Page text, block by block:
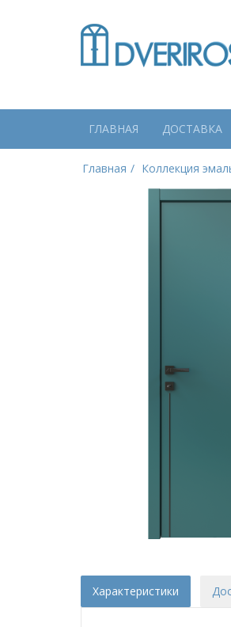
ГЛАВНАЯ ДОСТАВКА
Главная Коллекция
Характеристики